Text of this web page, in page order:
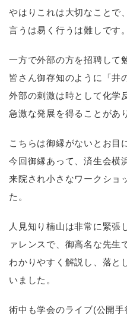
やはりこれは大切なことで、
言うは易く行うは難しです。
一方で外部の方を招聘して
皆さん御存知のように「井
外部の刺激は時として化学
急激な発展を得ることがあ
こちらは御縁がないとお目
今回御縁あって、済生会
来院され小さなワークショ
た。
人見知り楠山は非常に緊張
ァレンスで、御高名な先生
わかりやすく解説し、落と
いました。
術中も学会のライブ(公開手